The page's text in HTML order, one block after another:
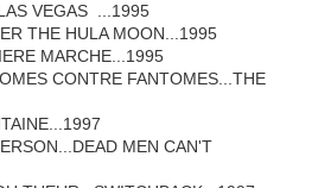
VEGAS ...1995
THE HULA MOON...1995
MARCHE...1995
CONTRE FANTOMES...THE
MEN CAN'T